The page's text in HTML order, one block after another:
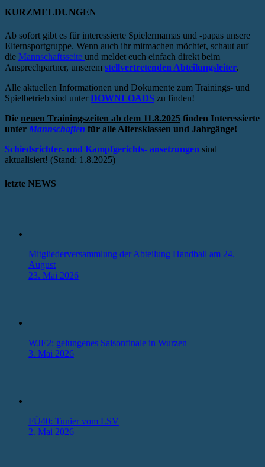
KURZMELDUNGEN
Ab sofort gibt es für interessierte Spielermamas und -papas unsere
Elternsportgruppe. Wenn auch ihr mitmachen möchtet, schaut auf
die Mannschaftsseite und meldet euch einfach direkt beim
Ansprechpartner, unserem stellvertretenden Abteilungsleiter.
Alle aktuellen Informationen und Dokumente zum Trainings- und
Spielbetrieb sind unter DOWNLOADS zu finden!
Die neuen Trainingszeiten ab dem 11.8.2025 finden Interessierte
unter Mannschaften für alle Altersklassen und Jahrgänge!
Schiedsrichter- und Kampfgerichts- ansetzungen sind
aktualisiert! (Stand: 1.8.2025)
letzte NEWS
Mitgliederversammlung der Abteilung Handball am 24.
August
23. Mai 2026
WJE2: gelungenes Saisonfinale in Wurzen
3. Mai 2026
FÜ40: Tunier vom LSV
2. Mai 2026